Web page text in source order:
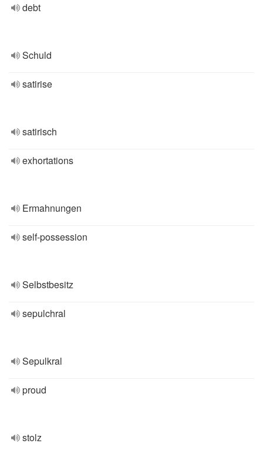
debt
Schuld
satirise
satirisch
exhortations
Ermahnungen
self-possession
Selbstbesitz
sepulchral
Sepulkral
proud
stolz